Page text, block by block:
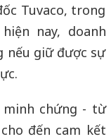
Tuvaco, trong
nay, doanh
nếu giữ được sự
minh chứng - từ
đến cam kết